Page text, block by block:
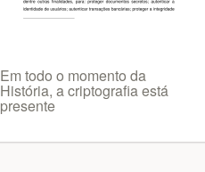
Em todo o momento da
História, a criptografia está
presente